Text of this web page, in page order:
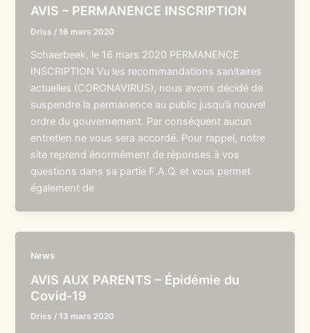
AVIS – PERMANENCE INSCRIPTION
Driss /16 mars 2020
Schaerbeek, le 16 mars 2020 PERMANENCE
INSCRIPTION Vu les recommandations sanitaires
actuelles (CORONAVIRUS), nous avons décidé de
suspendre la permanence au public jusqu’à nouvel
ordre du gouvernement. Par conséquent aucun
entretien ne vous sera accordé. Pour rappel, notre
site reprend énormément de réponses à vos
questions dans sa partie F.A.Q. et vous permet
également de
News
AVIS AUX PARENTS – Épidémie du
Covid-19
Driss /13 mars 2020